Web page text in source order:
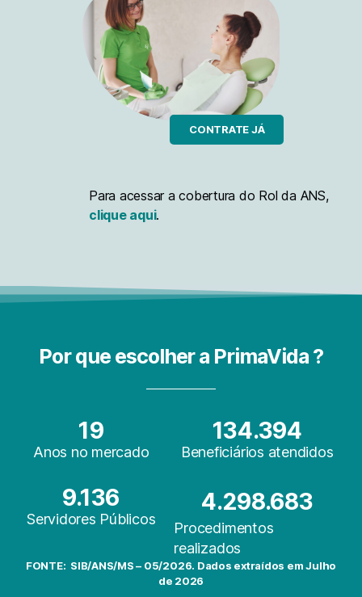
CONTRATE JÁ
Para acessar a cobertura do Rol da ANS,
clique aqui.
Por que escolhera PrimaVida ?
Anos no mercado
19
Beneficiários atendidos
134.394
Servidores Públicos
9.136
Procedimentos
realizados
4.298.683
FONTE: SIB/ANS/MS – 05/2026. Dados extraídos em Julho
de 2026